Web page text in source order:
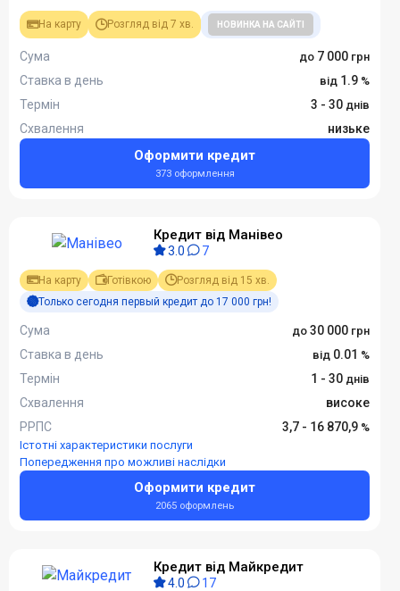
На карту Розгляд від 7 хв. НОВИНКА НА САЙТІ
Сума
7 000
Ставка в день
1.9
Термін
3 - 30
Схвалення
низьке
Оформити кредит
373 оформлення
Кредит від Манівео
3.0 7
На карту Готівкою
Розгляд від 15 хв.
Только сегодня первый кредит до 17 000 грн!
Сума
30 000
Ставка в день
0.01
Термін
1 - 30
Схвалення
високе
РРПС
3,7 - 16 870,9
Істотні характеристики послуги
Попередження про можливі наслідки
Оформити кредит
2065 оформлень
Кредит від Майкредит
4.0 17